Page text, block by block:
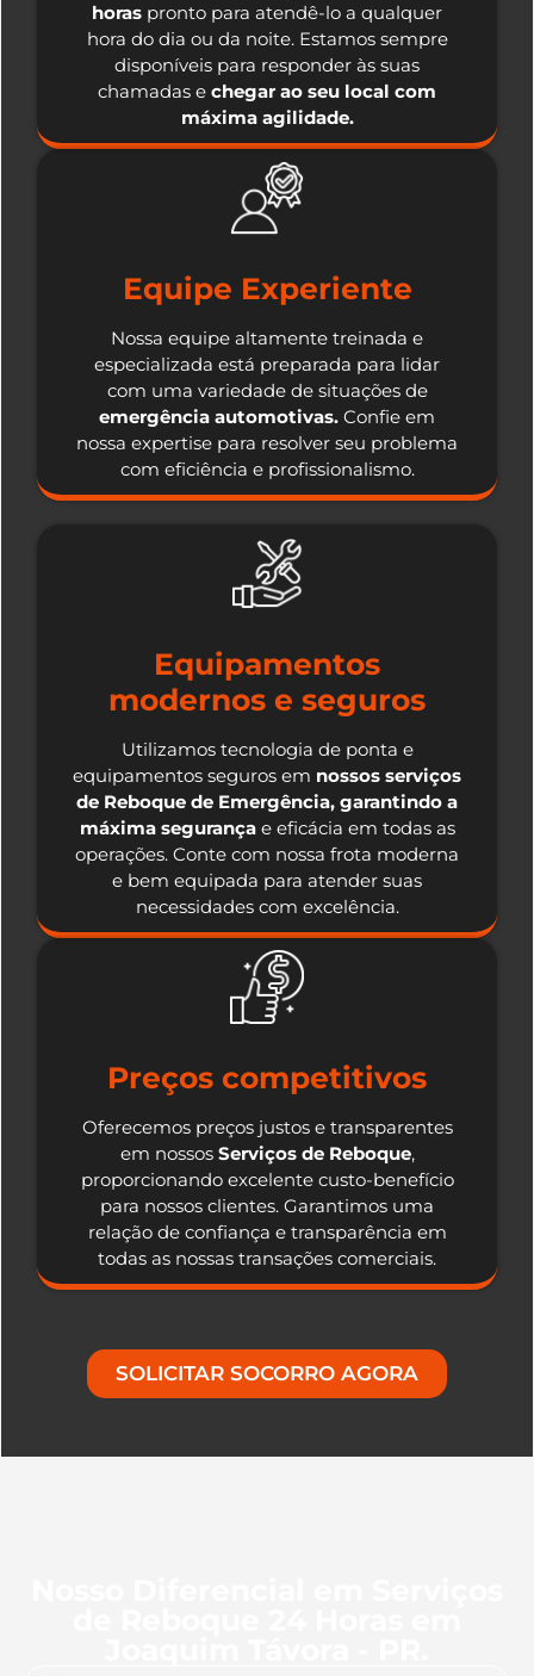
horas pronto para atendê-lo a qualquer
hora do dia ou da noite. Estamos sempre
disponíveis para responder às suas
chamadas e chegar ao seu local com
máxima agilidade.
Equipe Experiente
Nossa equipe altamente treinada e
especializada está preparada para lidar
com uma variedade de situações de
emergência automotivas. Confie em
nossa expertise para resolver seu problema
com eficiência e profissionalismo.
Equipamentos
modernos e seguros
Utilizamos tecnologia de ponta e
equipamentos seguros em nossos serviços
de Reboque de Emergência, garantindo a
máxima segurançae eficácia em todas as
operações. Conte com nossa frota moderna
e bem equipada para atender suas
necessidades com excelência.
Preços competitivos
Oferecemos preços justos e transparentes
em nossos Serviços de Reboque,
proporcionando excelente custo-benefício
para nossos clientes. Garantimos uma
relação de confiança e transparência em
todas as nossas transações comerciais.
SOLICITAR SOCORRO AGORA